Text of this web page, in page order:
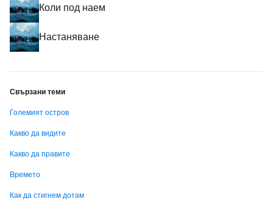
Коли под наем
Настаняване
Свързани теми
Големият остров
Какво да видите
Какво да правите
Времето
Как да стигнем дотам